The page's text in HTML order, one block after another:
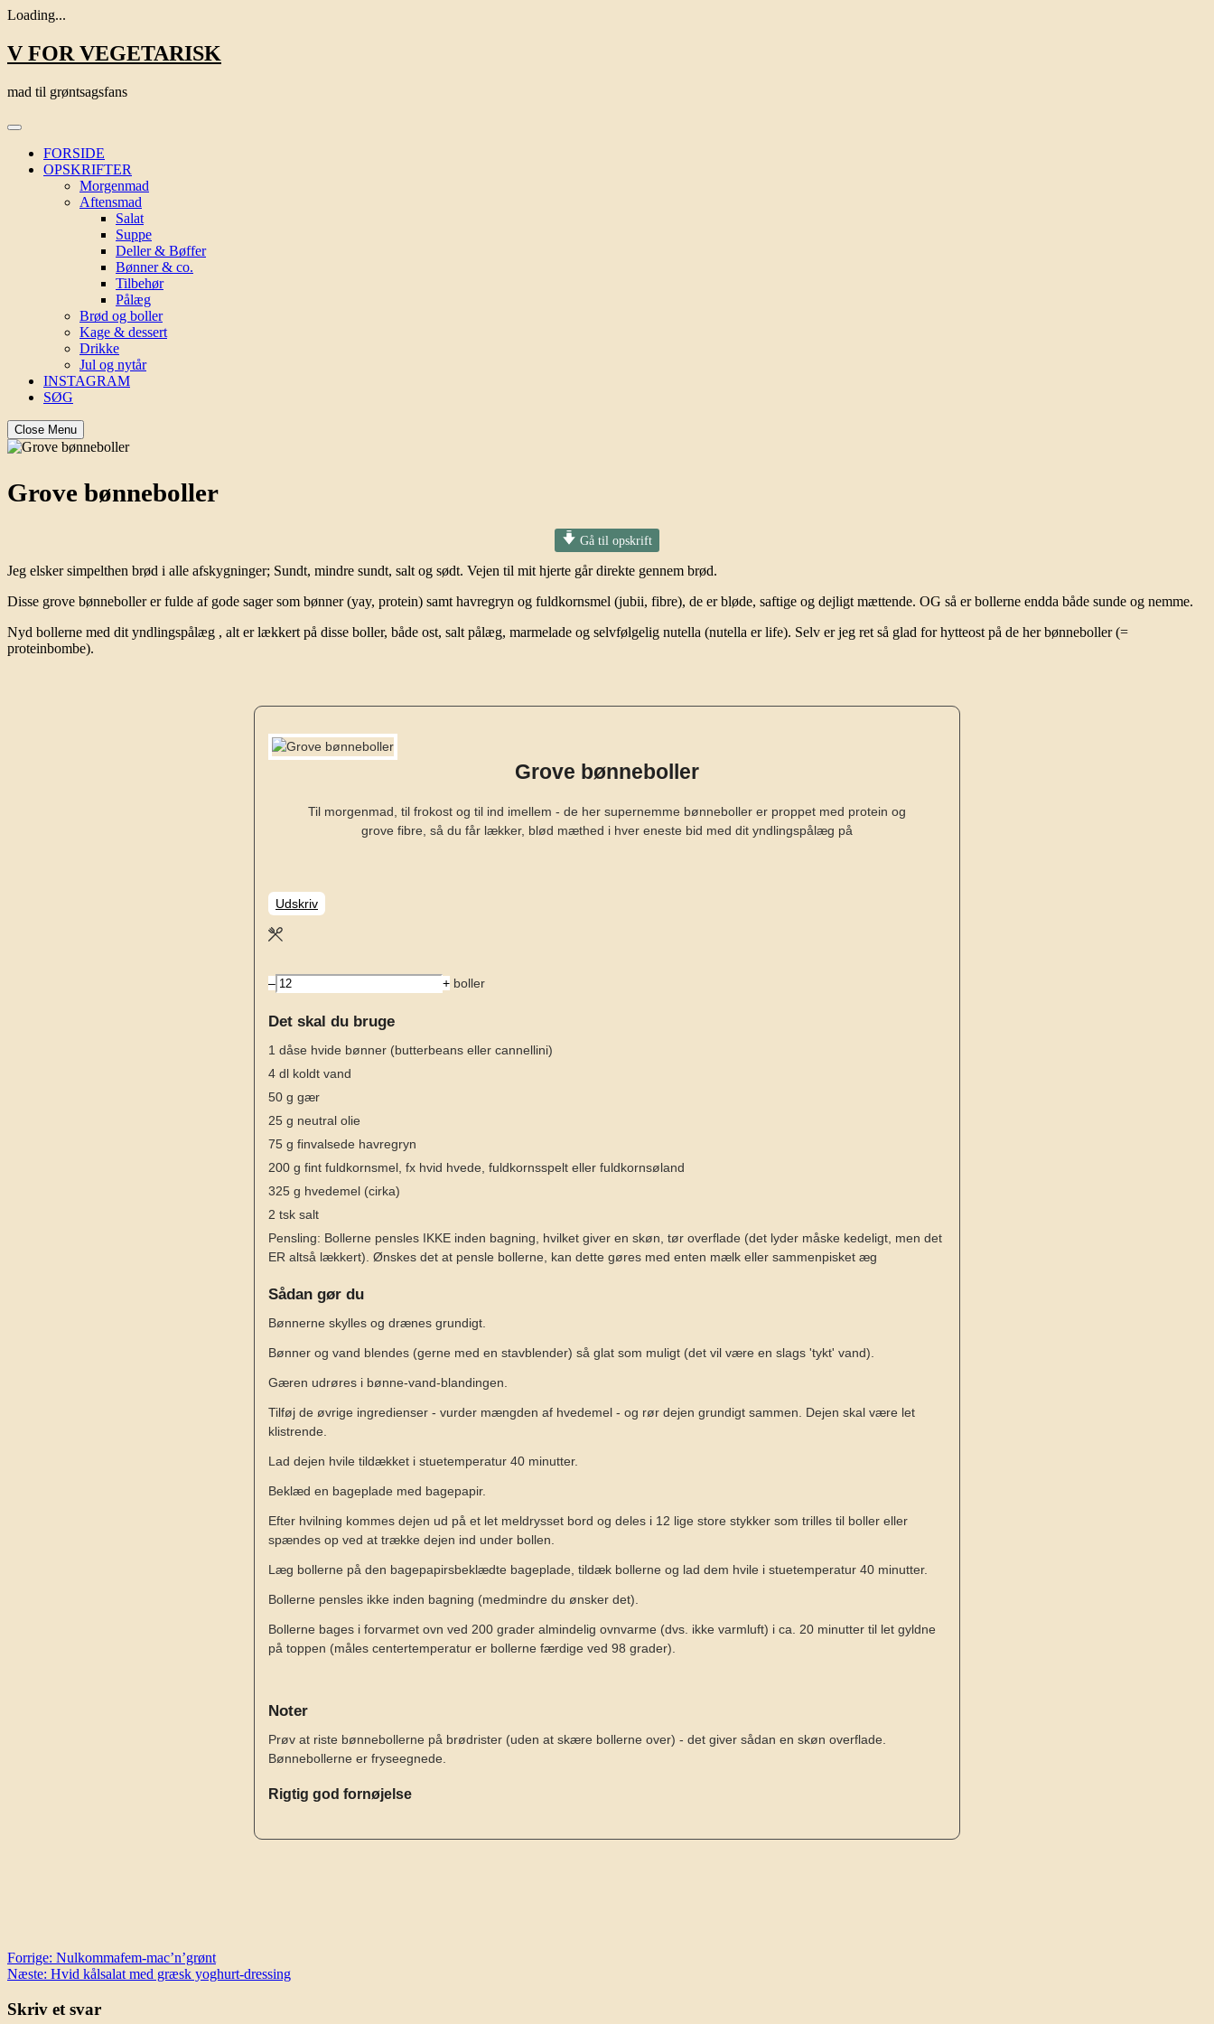
Loading...
Skip
to
V FOR VEGETARISK
mad til grøntsagsfans
FORSIDE
OPSKRIFTER
Morgenmad
Aftensmad
Salat
Suppe
Deller & Bøffer
Bønner & co.
Tilbehør
Pålæg
Brød og boller
Kage & dessert
Drikke
Jul og nytår
INSTAGRAM
SØG
Close Menu
Grove bønneboller
Gå til opskrift
Jeg elsker simpelthen brød i alle afskygninger; Sundt, mindre sundt, salt og sødt. Vejen til mit hjerte går direkte gennem brød.
Disse grove bønneboller er fulde af gode sager som bønner (yay, protein) samt havregryn og fuldkornsmel (jubii, fibre), de er bløde, saftige og dejligt mættende. OG så er bollerne endda både sunde og nemme.
Nyd bollerne med dit yndlingspålæg , alt er lækkert på disse boller, både ost, salt pålæg, marmelade og selvfølgelig nutella (nutella er life). Selv er jeg ret så glad for hytteost på de her bønneboller (=
proteinbombe).
Grove bønneboller
Til morgenmad, til frokost og til ind imellem - de her supernemme bønneboller er proppet med protein og
grove fibre, så du får lækker, blød mæthed i hver eneste bid med dit yndlingspålæg på
Udskriv
– + boller
Det skal du bruge
1 dåse hvide bønner (butterbeans eller cannellini)
4 dl koldt vand
50 g gær
25 g neutral olie
75 g finvalsede havregryn
200 g fint fuldkornsmel, fx hvid hvede, fuldkornsspelt eller fuldkornsøland
325 g hvedemel (cirka)
2 tsk salt
Pensling: Bollerne pensles IKKE inden bagning, hvilket giver en skøn, tør overflade (det lyder måske kedeligt, men det
ER altså lækkert). Ønskes det at pensle bollerne, kan dette gøres med enten mælk eller sammenpisket æg
Sådan gør du
Bønnerne skylles og drænes grundigt.
Bønner og vand blendes (gerne med en stavblender) så glat som muligt (det vil være en slags 'tykt' vand).
Gæren udrøres i bønne-vand-blandingen.
Tilføj de øvrige ingredienser - vurder mængden af hvedemel - og rør dejen grundigt sammen. Dejen skal være let
klistrende.
Lad dejen hvile tildækket i stuetemperatur 40 minutter.
Beklæd en bageplade med bagepapir.
Efter hvilning kommes dejen ud på et let meldrysset bord og deles i 12 lige store stykker som trilles til boller eller
spændes op ved at trække dejen ind under bollen.
Læg bollerne på den bagepapirsbeklædte bageplade, tildæk bollerne og lad dem hvile i stuetemperatur 40 minutter.
Bollerne pensles ikke inden bagning (medmindre du ønsker det).
Bollerne bages i forvarmet ovn ved 200 grader almindelig ovnvarme (dvs. ikke varmluft) i ca. 20 minutter til let gyldne
på toppen (måles centertemperatur er bollerne færdige ved 98 grader).
Noter
Prøv at riste bønnebollerne på brødrister (uden at skære bollerne over) - det giver sådan en skøn overflade.
Bønnebollerne er fryseegnede.
Rigtig god fornøjelse
Indlægsnavigation
Forrige: Nulkommafem-mac’n’grønt
Næste: Hvid kålsalat med græsk yoghurt-dressing
Skriv et svar